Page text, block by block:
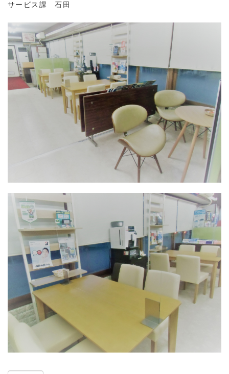
サービス課 石田